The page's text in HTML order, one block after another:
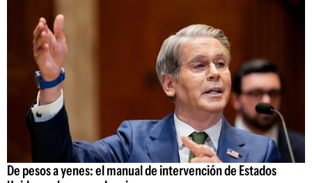
De pesos a yenes: el manual de intervención de Estados